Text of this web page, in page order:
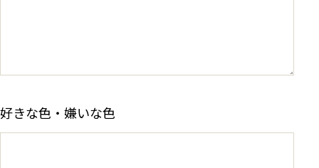
好きな色・嫌いな色